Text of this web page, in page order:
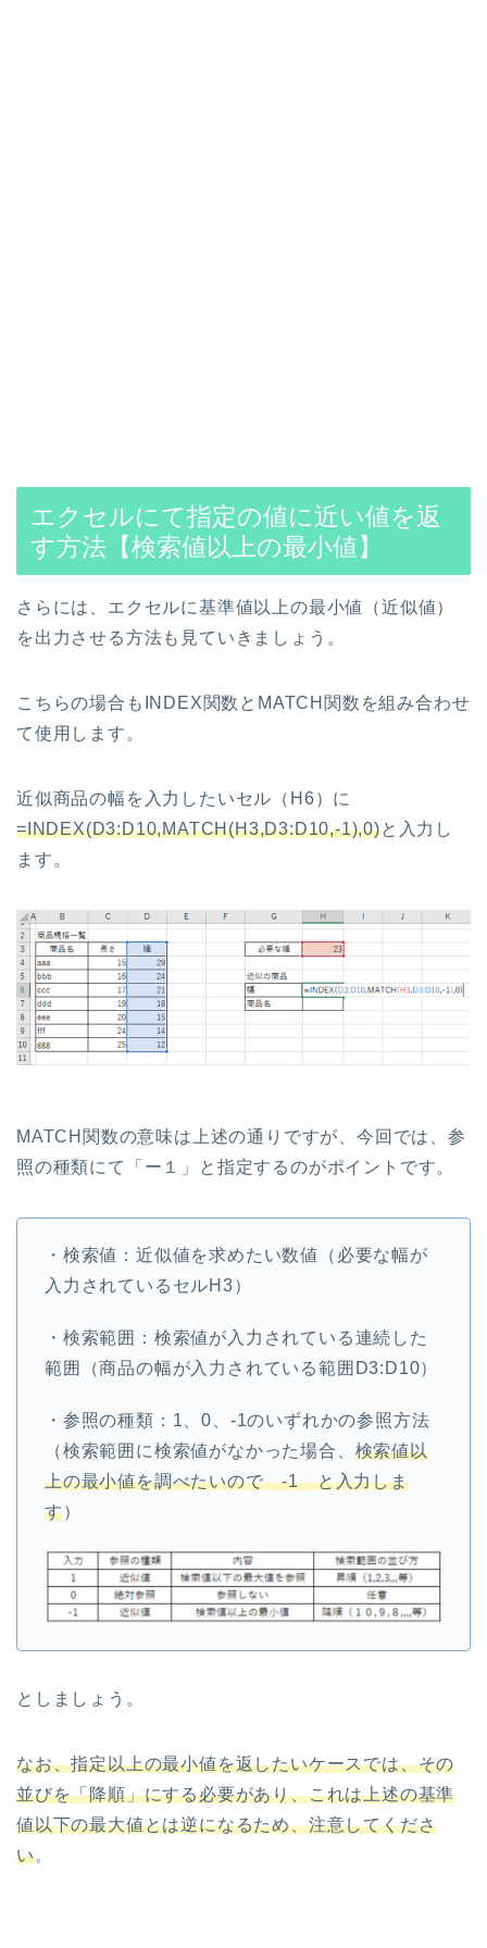
エクセルにて指定の値に近い値を返
す方法【検索値以上の最小値】
さらには、エクセルに基準値以上の最小値（近似値）
を出力させる方法も見ていきましょう。
こちらの場合もINDEX関数とMATCH関数を組み合わせ
て使用します。
近似商品の幅を入力したいセル（H6）に
=INDEX(D3:D10,MATCH(H3,D3:D10,-1),0)と入力し
ます。
MATCH関数の意味は上述の通りですが、今回では、参
照の種類にて「ー１」と指定するのがポイントです。
・検索値：近似値を求めたい数値（必要な幅が
入力されているセルH3）
・検索範囲：検索値が入力されている連続した
範囲（商品の幅が入力されている範囲D3:D10）
・参照の種類：1、0、-1のいずれかの参照方法
（検索範囲に検索値がなかった場合、 検索値以
上の最小値を調べたいので -1 と入力しま
す）
としましょう。
なお、指定以上の最小値を返したいケースでは、その
並びを「降順」にする必要があり、これは上述の基準
値以下の最大値とは逆になるため、注意してくださ
い。